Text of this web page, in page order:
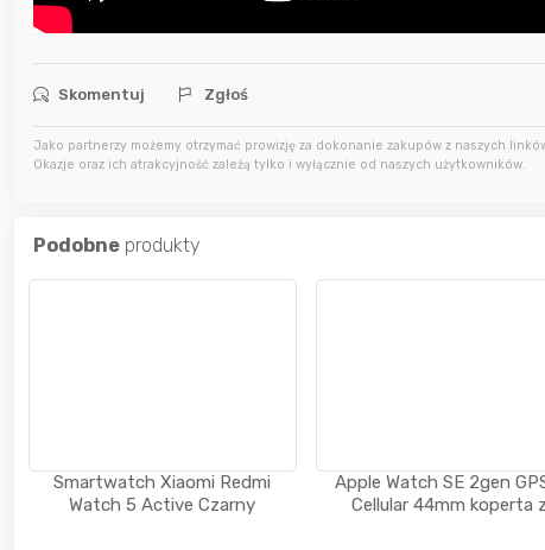
Skomentuj Zgłoś
Jako partnerzy możemy otrzymać prowizję za dokonanie zakupów z naszych
Okazje oraz ich atrakcyjność zależą tylko i wyłącznie od naszych użytkowników.
Podobne produkty
Smartwatch Xiaomi Redmi
Watch 5 Active Czarny
Apple Watch SE 2gen
Cellular 44mm koperta z